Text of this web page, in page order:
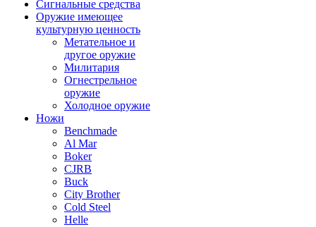
Сигнальные средства
Оружие имеющее
культурную ценность
Метательное и
другое оружие
Милитария
Огнестрельное
оружие
Холодное оружие
Ножи
Benchmade
Al Mar
Boker
CJRB
Buck
City Brother
Cold Steel
Helle